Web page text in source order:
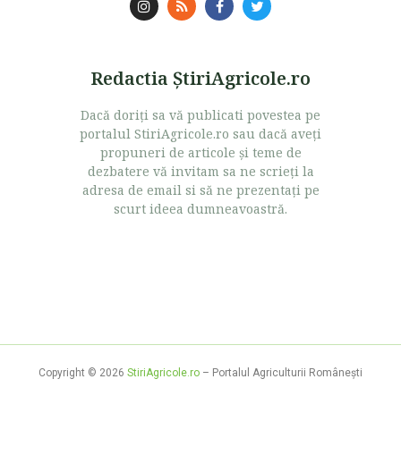
Redactia ŞtiriAgricole.ro
Dacă doriţi sa vă publicati povestea pe
portalul StiriAgricole.ro sau dacă aveţi
propuneri de articole şi teme de
dezbatere vă invitam sa ne scrieţi la
adresa de email si să ne prezentaţi pe
scurt ideea dumneavoastră.
Copyright © 2026 StiriAgricole.ro – Portalul Agriculturii Româneşti